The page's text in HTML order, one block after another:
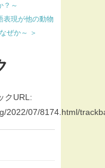
？～
現が他の動物
ぜか～ ＞
クURL:
2022/07/8174.html/